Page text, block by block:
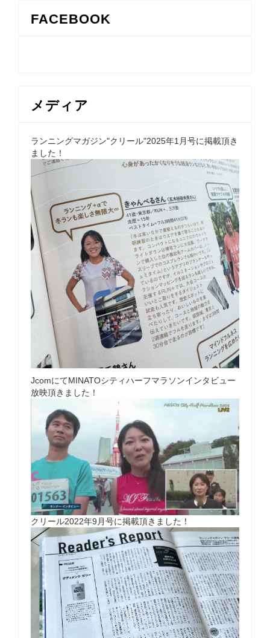
FACEBOOK
メディア
ランニングマガジン"クリール"2025年1月号に掲載頂き
ました！
JcomにてMINATOシティハーフマラソンインタビュー
放映頂きました！
クリール2022年9月号に掲載頂きました！